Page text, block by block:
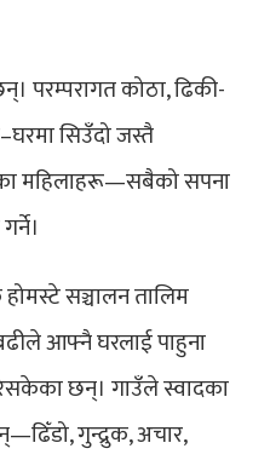
परम्परागत कोठा, ढिकी-
सिउँदो जस्तै
महिलाहरू—सबैको सपना
सञ्चालन तालिम
आफ्नै घरलाई पाहुना
छन्। गाउँले स्वादका
गुन्द्रुक, अचार,